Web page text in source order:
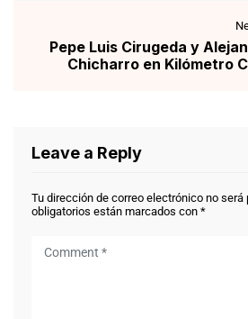
Pepe Luis Cirugeda y
Chicharro en Kilómetro
Leave a Reply
Tu dirección de correo electrónico no será
obligatorios están marcados con *